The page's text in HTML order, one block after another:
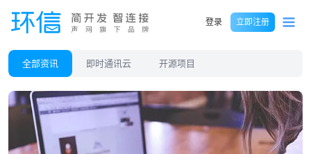
登录 立即注册
全部资讯 即时通讯云 开源项目